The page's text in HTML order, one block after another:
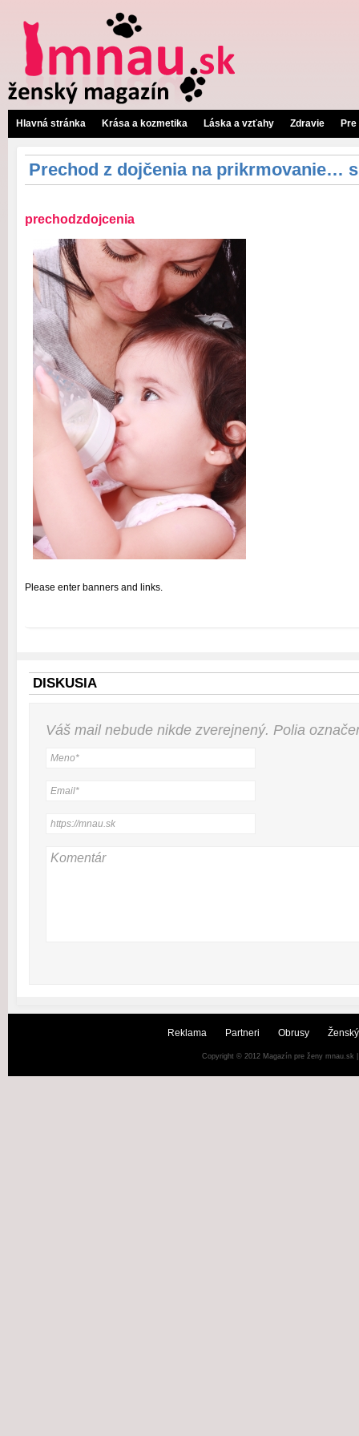
Hlavná stránka Krása a kozmetika Láska a vzťahy Zdravie
Prechod z dojčenia na prikrmovanie…
prechodzdojcenia
Please enter banners and links.
DISKUSIA
Váš mail nebude nikde zverejnený. Polia
Reklama Partneri Obrusy
Copyright © 2012 Magazín pre ženy mnau.sk